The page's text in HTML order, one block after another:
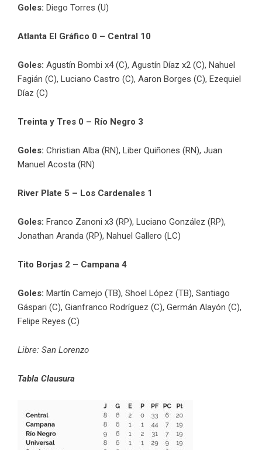
Goles: Diego Torres (U)
Atlanta El Gráfico 0 – Central 10
Goles: Agustín Bombi x4 (C), Agustín Díaz x2 (C), Nahuel
Fagián (C), Luciano Castro (C), Aaron Borges (C), Ezequiel
Díaz (C)
Treinta y Tres 0 – Río Negro 3
Goles: Christian Alba (RN), Liber Quiñones (RN), Juan
Manuel Acosta (RN)
River Plate 5 – Los Cardenales 1
Goles: Franco Zanoni x3 (RP), Luciano González (RP),
Jonathan Aranda (RP), Nahuel Gallero (LC)
Tito Borjas 2 – Campana 4
Goles: Martín Camejo (TB), Shoel López (TB), Santiago
Gáspari (C), Gianfranco Rodríguez (C), Germán Alayón (C),
Felipe Reyes (C)
Libre: San Lorenzo
Tabla Clausura